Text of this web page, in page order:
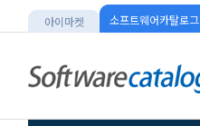
아이마켓 소프트웨어카탈로그